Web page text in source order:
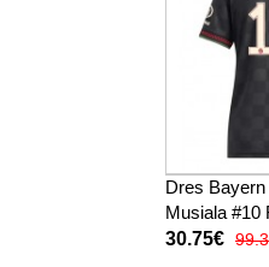
Dres
Musiala #10
Žensko
30.75€